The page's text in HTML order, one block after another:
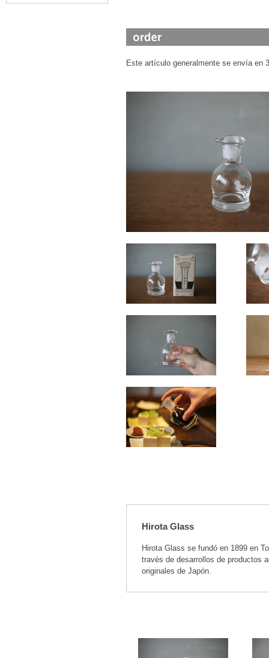
Este artículo generalmente se envía en
Hirota Glass
Hirota Glass se fundó en 1899 en
través de desarrollos de productos
originales de Japón.